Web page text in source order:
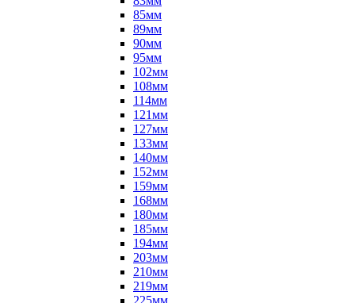
85мм
89мм
90мм
95мм
102мм
108мм
114мм
121мм
127мм
133мм
140мм
152мм
159мм
168мм
180мм
185мм
194мм
203мм
210мм
219мм
225мм